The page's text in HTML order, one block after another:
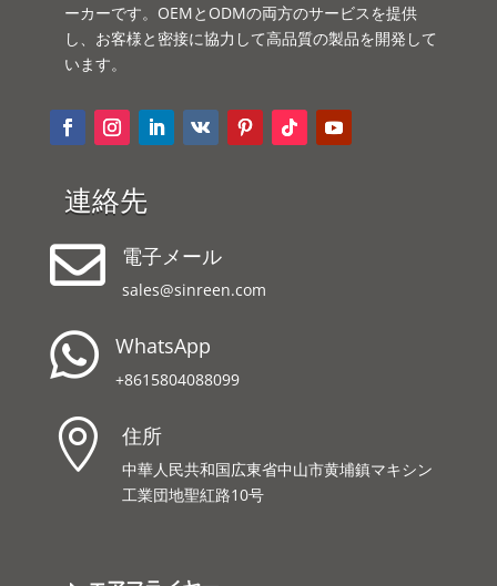
ーカーです。OEMとODMの両方のサービスを提供
し、お客様と密接に協力して高品質の製品を開発して
います。
連絡先
 電子メール
sales@sinreen.com
 WhatsApp
+8615804088099
 住所
中華人民共和国広東省中山市黄埔鎮マキシン
工業団地聖紅路10号